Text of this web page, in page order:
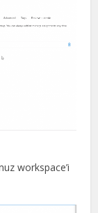
workspace’i